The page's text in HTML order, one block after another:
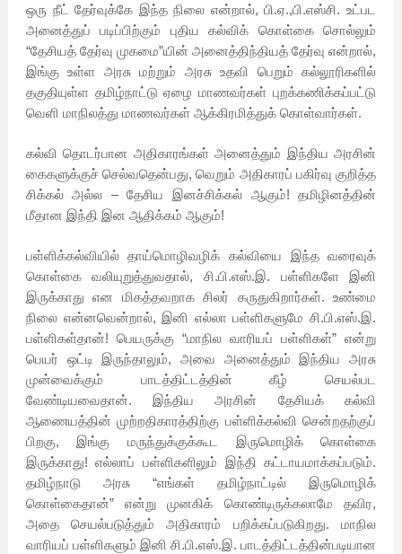
ஒரு நீட் தேர்வுக்கே இந்த நிலை என்றால், பி.ஏ.,பி.எஸ்சி. உட்பட
அனைத்துப் படிப்பிற்கும் புதிய கல்விக் கொள்கை சொல்லும்
“தேசியத் தேர்வு முகமை”யின் அனைத்திந்தியத் தேர்வு என்றால்,
இங்கு உள்ள அரசு மற்றும் அரசு உதவி பெறும் கல்லூரிகளில்
தகுதியுள்ள தமிழ்நாட்டு ஏழை மாணவர்கள் புறக்கணிக்கப்பட்டு
வெளி மாநிலத்து மாணவர்கள் ஆக்கிரமித்துக் கொள்வார்கள்.
கல்வி தொடர்பான அதிகாரங்கள் அனைத்தும் இந்திய அரசின்
கைகளுக்குச் செல்வதென்பது, வெறும் அதிகாரப் பகிர்வு குறித்த
சிக்கல் அல்ல – தேசிய இனச்சிக்கல் ஆகும்! தமிழினத்தின்
மீதான இந்தி இன ஆதிக்கம் ஆகும்!
பள்ளிக்கல்வியில் தாய்மொழிவழிக் கல்வியை இந்த வரைவுக்
கொள்கை வலியுறுத்துவதால், சி.பி.எஸ்.இ. பள்ளிகளே இனி
இருக்காது என மிகத்தவறாக சிலர் கருதுகிறார்கள். உண்மை
நிலை என்னவென்றால், இனி எல்லா பள்ளிகளுமே சி.பி.எஸ்.இ.
பள்ளிகள்தான்! பெயருக்கு “மாநில வாரியப் பள்ளிகள்” என்று
பெயர் ஒட்டி இருந்தாலும், அவை அனைத்தும் இந்திய அரசு
முன்வைக்கும் பாடத்திட்டத்தின் கீழ் செயல்பட
வேண்டியவைதான். இந்திய அரசின் தேசியக் கல்வி
ஆணையத்தின் முற்றதிகாரத்திற்கு பள்ளிக்கல்வி சென்றதற்குப்
பிறகு, இங்கு மருந்துக்குக்கூட இருமொழிக் கொள்கை
இருக்காது! எல்லாப் பள்ளிகளிலும் இந்தி கட்டாயமாக்கப்படும்.
தமிழ்நாடு அரசு “எங்கள் தமிழ்நாட்டில் இருமொழிக்
கொள்கைதான்” என்று முனகிக் கொண்டிருக்கலாமே தவிர,
அதை செயல்படுத்தும் அதிகாரம் பறிக்கப்படுகிறது. மாநில
வாரியப் பள்ளிகளும் இனி சி.பி.எஸ்.இ. பாடத்திட்டத்தின்படியான